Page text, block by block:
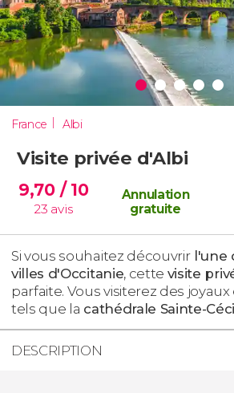
France Albi
Visite privée d'Albi
9,70 / 10
23 avis
Annulation
gratuite
Si vous souhaitez découvrirl'une
villes d'Occitanie, cette visite
parfaite. Vous visiterez des
tels que la cathédrale Sainte-
DESCRIPTION